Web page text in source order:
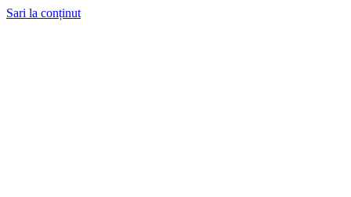
Sari la conținut